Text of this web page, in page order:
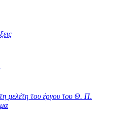
τη μελέτη του έργου του Θ. Π.